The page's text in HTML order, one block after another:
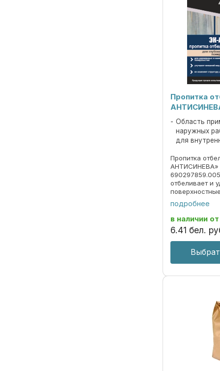
Пропитка
Область
наружных
для
Пропитка
АНТИСИНЕВА»
отбеливает и
деревянных
поверхностей
вид не
подробнее
в наличии от
6.41 бел.